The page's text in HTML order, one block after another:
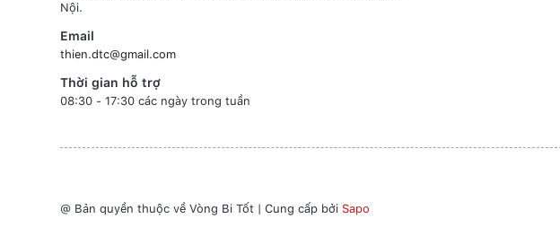
Nội.
Email
thien.dtc@gmail.com
Thời gian hỗ trợ
08:30 - 17:30 các ngày trong tuần
@ Bản quyền thuộc về Vòng Bi Tốt | Cung cấp bởi Sapo